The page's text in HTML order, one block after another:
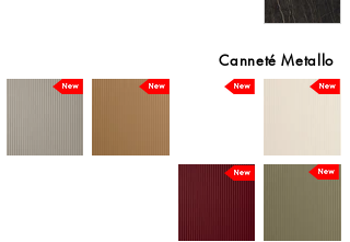
Canneté Metallo